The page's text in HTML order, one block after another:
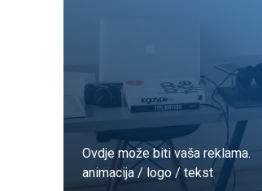
Ovdje može biti vaša reklama.
animacija / logo / tekst